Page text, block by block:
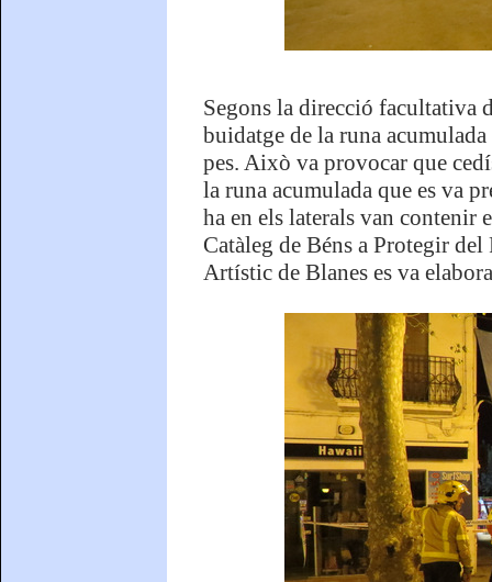
Segons la direcció facultativa
buidatge de la runa
pes. Això va provocar que
la runa acumulada que es va
ha en els laterals van contenir
Catàleg de Béns a Protegir
Artístic de Blanes es va